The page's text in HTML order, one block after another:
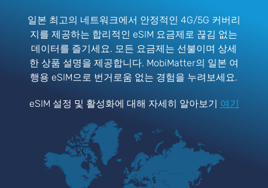
일본 최고의 네트워크에서 안정적인 4G/5G 커버리
지를 제공하는 합리적인 eSIM 요금제로 끊김 없는
데이터를 즐기세요. 모든 요금제는 선불이며 상세
한 상품 설명을 제공합니다. MobiMatter의 일본 여
행용 eSIM으로 번거로움 없는 경험을 누려보세요.
eSIM 설정 및 활성화에 대해 자세히 알아보기 여기